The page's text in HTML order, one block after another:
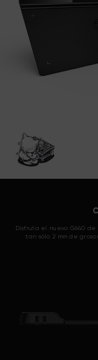
Disfruta el nuevo G640
tan sólo 2 mm de